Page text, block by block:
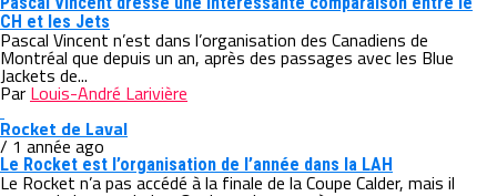
CH et les Jets
Pascal Vincent n’est dans l’organisation des Canadiens de
Montréal que depuis un an, après des passages avec les Blue
Jackets de...
Par Louis-André Larivière
Rocket de Laval
/ 1 année ago
Le Rocket est l’organisation de l’année dans la LAH
Le Rocket n’a pas accédé à la finale de la Coupe Calder, mais il